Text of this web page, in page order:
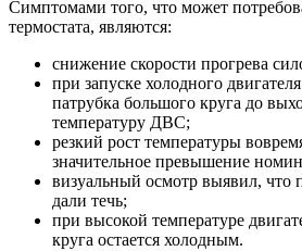
Симптомами того, что может
термостата, являются:
снижение скорости прогрева
при запуске холодного
патрубка большого круга до
температуру ДВС;
резкий рост температуры
значительное превышение
визуальный осмотр выявил, что
дали течь;
при высокой температуре
круга остается холодным.